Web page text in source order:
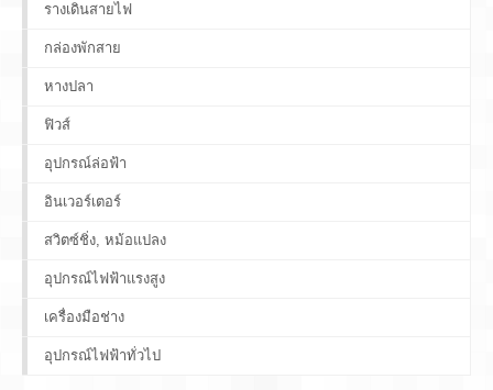
รางเดินสายไฟ
กล่องพักสาย
หางปลา
ฟิวส์
อุปกรณ์ล่อฟ้า
อินเวอร์เตอร์
สวิตซ์ชิ่ง, หม้อแปลง
อุปกรณ์ไฟฟ้าแรงสูง
เครื่องมือช่าง
อุปกรณ์ไฟฟ้าทั่วไป